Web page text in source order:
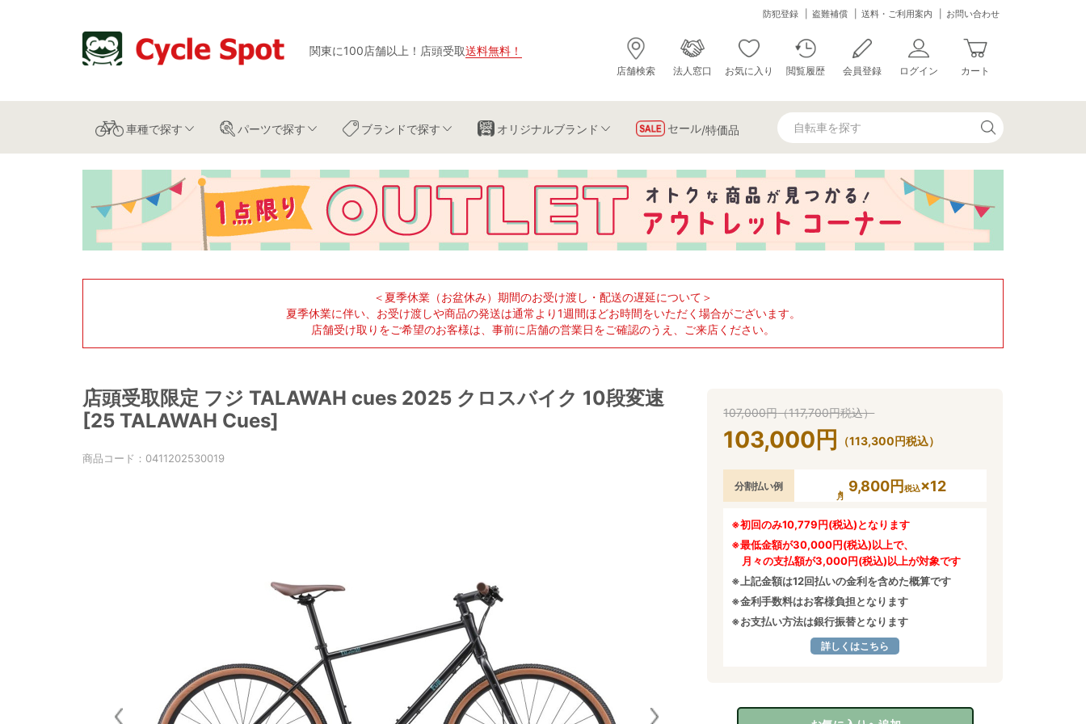
関東に100店舗以上 ！ 店頭受取送料無料 ！
防犯登録 盗難補償 送料・ご利用案内 お問い合わせ
店舗検索 法人窓口 お気に入り 閲覧履歴 会員登録 ログイン カート
車種で探す パーツで探す ブランドで探す オリジナルブランド セール/特価品
＜夏季休業（お盆休み）期間のお受け渡し・配送の遅延について＞
夏季休業に伴い、お受け渡しや商品の発送は通常より1週間ほどお時間をいただく場合がございます。
店舗受け取りをご希望のお客様は、事前に店舗の営業日をご確認のうえ、ご来店ください。
店頭受取限定 フジ TALAWAH cues 2025 クロスバイク 10段変速
[25 TALAWAH Cues]
商品コード： 0411202530019
107,000円（117,700円税込）
103,000 円 （113,300円税込）
分割払い例 9,800円税込×12
※初回のみ10,779円(税込)となります
※最低金額が30,000円(税込)以上で、
月々の支払額が3,000円(税込)以上が対象です
※上記金額は12回払いの金利を含めた概算です
※金利手数料はお客様負担となります
※お支払い方法は銀行振替となります
詳しくはこちら